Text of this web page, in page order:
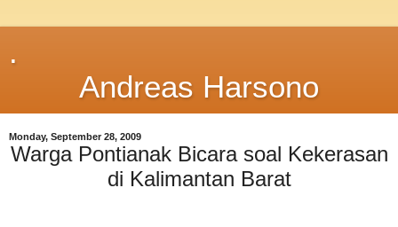
.
Andreas Harsono
Monday, September 28, 2009
Warga Pontianak Bicara soal Kekerasan
di Kalimantan Barat